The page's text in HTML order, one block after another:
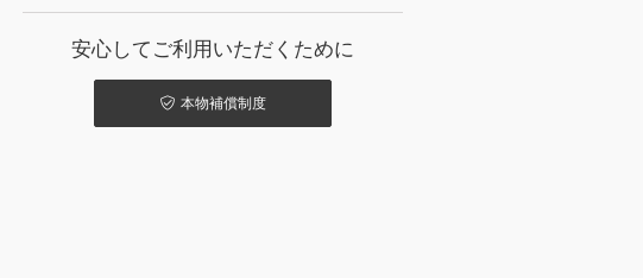
安心してご利用いただくために
本物補償制度